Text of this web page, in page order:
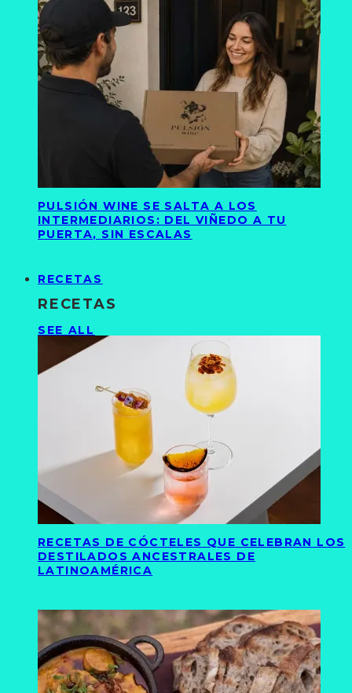
PULSIÓN WINE SE SALTA A LOS
INTERMEDIARIOS: DEL VIÑEDO A TU
PUERTA, SIN ESCALAS
RECETAS
RECETAS
SEE ALL
RECETAS DE CÓCTELES QUE CELEBRAN LOS
DESTILADOS ANCESTRALES DE
LATINOAMÉRICA